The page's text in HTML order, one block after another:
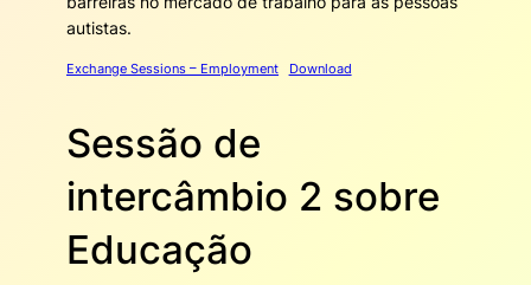
autistas.
Exchange Sessions – Employment Download
Sessão de
intercâmbio 2 sobre
Educação